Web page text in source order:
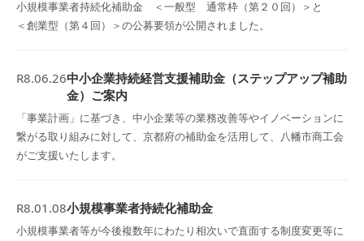
小規模事業者持続化補助金 ＜一般型 通常枠（第２０回）＞と
＜創業型（第４回）＞の公募要領が公開されました。
R8.06.26中小企業持続経営支援補助金（ステップアップ補助
金）ご案内
「事業計画」に基づき、中小企業等の業務改善等やイノベーションに
繋がる取り組みに対して、京都府の補助金を活用して、八幡市商工会
がご支援いたします。
R8.01.08小規模事業者持続化補助金
小規模事業者等が今後複数年にわたり相次いで直面する制度変更等に